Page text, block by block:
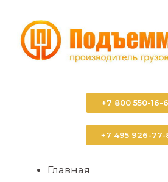
+7 800 550-16-
+7 495 926-77-
Главная